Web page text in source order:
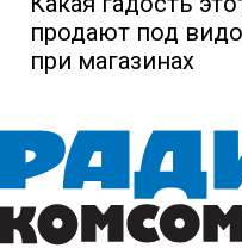
продают под
при магазинах